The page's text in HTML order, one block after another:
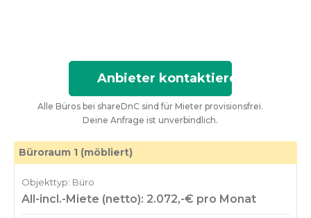
Anbieter kontaktieren
Alle Büros bei shareDnC sind für Mieter provisionsfrei.
Deine Anfrage ist unverbindlich.
Büroraum 1 (möbliert)
Objekttyp: Büro
All-incl.-Miete (netto): 2.072,-€ pro Monat